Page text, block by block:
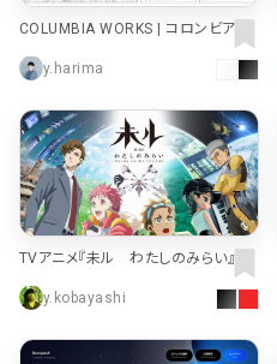
COLUMBIA WORKS | コロンビア・ワ
y.harima
TVアニメ『未ル わたしのみらい』公
y.kobayashi